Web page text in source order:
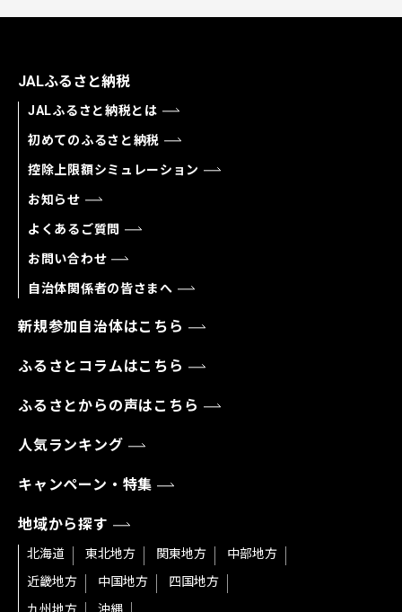
JALふるさと納税
JALふるさと納税とは
初めてのふるさと納税
控除上限額シミュレーション
お知らせ
よくあるご質問
お問い合わせ
自治体関係者の皆さまへ
新規参加自治体はこちら
ふるさとコラムはこちら
ふるさとからの声はこちら
人気ランキング
キャンペーン・特集
地域から探す
北海道 東北地方 関東地方
中部地方
近畿地方
中国地方
四国地方
九州地方
沖縄